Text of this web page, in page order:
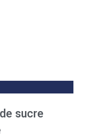
sucre